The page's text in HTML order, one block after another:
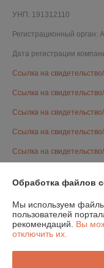
УНП: 191312110
Регистрационный орган:
Дата регистрации
Ссылка на
Ссылка на
Ссылка на
Ссылка на
Ссылка на
Ссылка на
Ссылка на
Ссылка на
Обработка файлов
Мы используем
пользователей
рекомендаций. Вы
отключить их.